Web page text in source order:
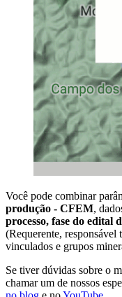
Você pode combinar
produção - CFEM,
processo, fase do edital
(Requerente, responsável
vinculados e grupos
Se tiver dúvidas sobre o
chamar um de nossos